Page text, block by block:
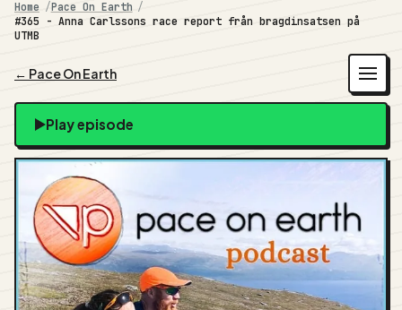
Home
Pace On Earth
#365 - Anna Carlssons race report från bragdinsatsen på
UTMB
← Pace On Earth
Play episode